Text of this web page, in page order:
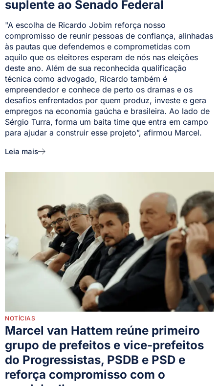
suplente ao Senado Federal
"A escolha de Ricardo Jobim reforça nosso
compromisso de reunir pessoas de confiança, alinhadas
às pautas que defendemos e comprometidas com
aquilo que os eleitores esperam de nós nas eleições
deste ano. Além de sua reconhecida qualificação
técnica como advogado, Ricardo também é
empreendedor e conhece de perto os dramas e os
desafios enfrentados por quem produz, investe e gera
empregos na economia gaúcha e brasileira. Ao lado de
Sérgio Turra, forma um baita time que entra em campo
para ajudar a construir esse projeto”, afirmou Marcel.
Leia mais
NOTÍCIAS
Marcel van Hattem reúne primeiro
grupo de prefeitos e vice-prefeitos
do Progressistas, PSDB e PSD e
reforça compromisso com o